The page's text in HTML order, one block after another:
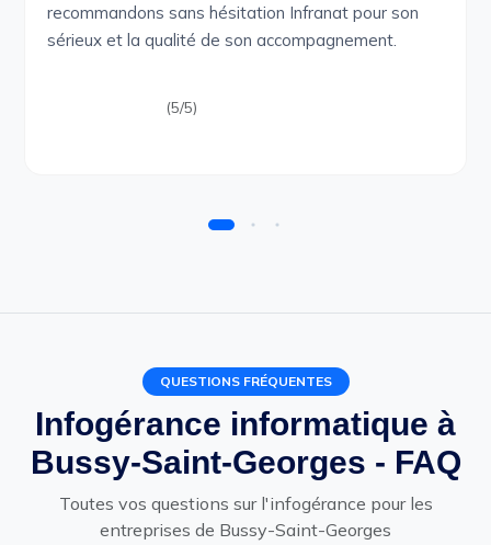
recommandons sans hésitation Infranat pour son
sérieux et la qualité de son accompagnement.
(5/5)
QUESTIONS FRÉQUENTES
Infogérance informatique à
Bussy-Saint-Georges - FAQ
Toutes vos questions sur l'infogérance pour les
entreprises de Bussy-Saint-Georges